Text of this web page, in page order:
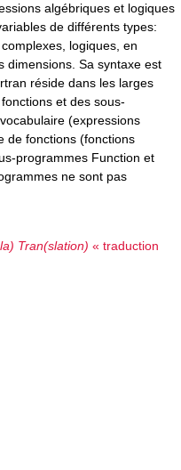
algébriques et logiques
de différents types:
logiques, en
dimensions. Sa syntaxe est
réside dans les larges
et des sous-
(expressions
de fonctions (fonctions
programmes Function et
ne sont pas
Tran(slation) « traduction